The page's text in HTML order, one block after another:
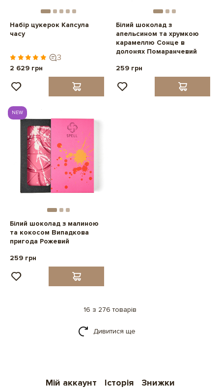
Набір цукерок Капсула
часу
3
2 629 грн
Білий шоколад з
апельсином та хрумкою
карамеллю Сонце в
долонях Помаранчевий
259 грн
NEW
Білий шоколад з малиною
та кокосом Випадкова
пригода Рожевий
259 грн
16 з 276 товарів
Дивитися ще
Мій аккаунт Історія Знижки